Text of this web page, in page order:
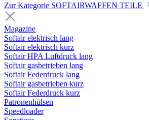
Zur Kategorie SOFTAIRWAFFEN TEILE
Magazine
Softair elektrisch lang
Softair elektrisch kurz
Softair HPA Luftdruck lang
Softair gasbetrieben lang
Softair Federdruck lang
Softair gasbetrieben kurz
Softair Federdruck kurz
Patronenhülsen
Speedloader